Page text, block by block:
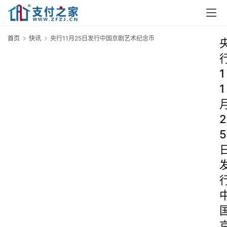
首页 快讯 央行11月25日发行中国京剧艺术纪念币
1
1
2
5